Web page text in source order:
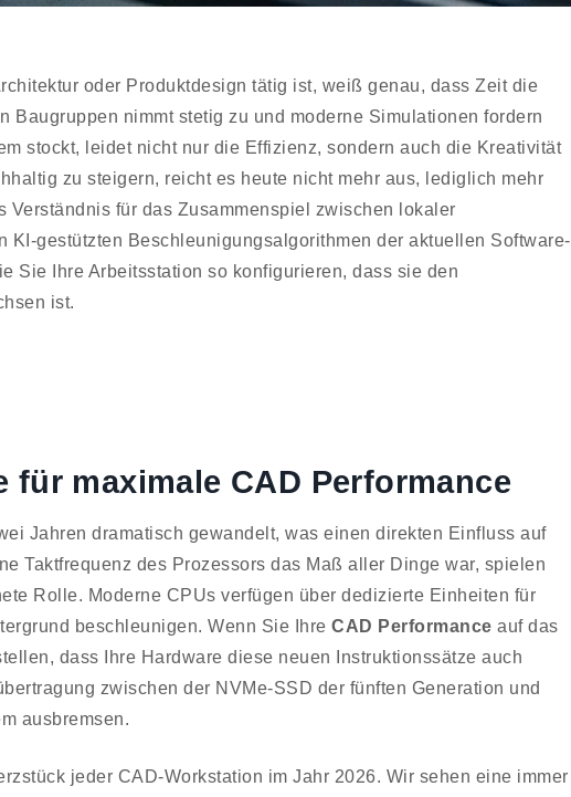
oder Produktdesign tätig ist, weiß genau, dass Zeit die
Baugruppen nimmt stetig zu und moderne Simulationen fordern
stockt, leidet nicht nur die Effizienz, sondern auch die Kreativität
zu steigern, reicht es heute nicht mehr aus, lediglich mehr
für das Zusammenspiel zwischen lokaler
gestützten Beschleunigungsalgorithmen der aktuellen Software-
Sie Ihre Arbeitsstation so konfigurieren, dass sie den
ist.
für maximale CAD Performance
Jahren dramatisch gewandelt, was einen direkten Einfluss auf
Taktfrequenz des Prozessors das Maß aller Dinge war, spielen
Rolle. Moderne CPUs verfügen über dedizierte Einheiten für
beschleunigen. Wenn Sie Ihre CAD Performance auf das
dass Ihre Hardware diese neuen Instruktionssätze auch
zwischen der NVMe-SSD der fünften Generation und
ausbremsen.
jeder CAD-Workstation im Jahr 2026. Wir sehen eine immer